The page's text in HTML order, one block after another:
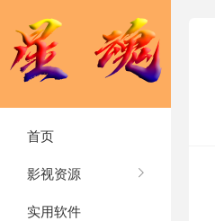
首页
影视资源
实用软件